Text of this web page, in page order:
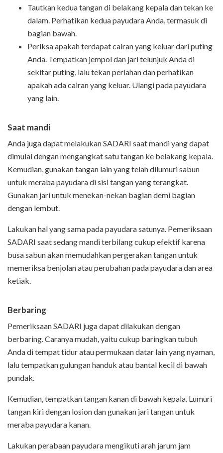
Tautkan kedua tangan di belakang kepala dan tekan ke
dalam. Perhatikan kedua payudara Anda, termasuk di
bagian bawah.
Periksa apakah terdapat cairan yang keluar dari puting
Anda. Tempatkan jempol dan jari telunjuk Anda di
sekitar puting, lalu tekan perlahan dan perhatikan
apakah ada cairan yang keluar. Ulangi pada payudara
yang lain.
Saat mandi
Anda juga dapat melakukan SADARI saat mandi yang dapat
dimulai dengan mengangkat satu tangan ke belakang kepala.
Kemudian, gunakan tangan lain yang telah dilumuri sabun
untuk meraba payudara di sisi tangan yang terangkat.
Gunakan jari untuk menekan-nekan bagian demi bagian
dengan lembut.
Lakukan hal yang sama pada payudara satunya. Pemeriksaan
SADARI saat sedang mandi terbilang cukup efektif karena
busa sabun akan memudahkan pergerakan tangan untuk
memeriksa benjolan atau perubahan pada payudara dan area
ketiak.
Berbaring
Pemeriksaan SADARI juga dapat dilakukan dengan
berbaring. Caranya mudah, yaitu cukup baringkan tubuh
Anda di tempat tidur atau permukaan datar lain yang nyaman,
lalu tempatkan gulungan handuk atau bantal kecil di bawah
pundak.
Kemudian, tempatkan tangan kanan di bawah kepala. Lumuri
tangan kiri dengan losion dan gunakan jari tangan untuk
meraba payudara kanan.
Lakukan perabaan payudara mengikuti arah jarum jam